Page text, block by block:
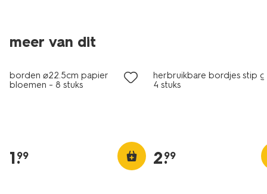
meer van dit
borden ⌀22.5cm papier
bloemen - 8 stuks
1.
99
herbruikbare bordjes stip
4 stuks
2.
99